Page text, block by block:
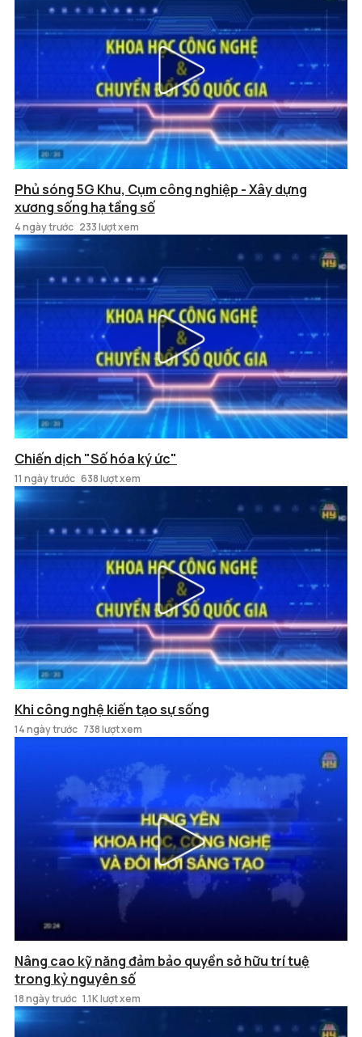
Phủ sóng 5G Khu, Cụm công nghiệp - Xây dựng
xương sống hạ tầng số
4 ngày trước 233 lượt xem
Chiến dịch "Số hóa ký ức"
11 ngày trước 638 lượt xem
Khi công nghệ kiến tạo sự sống
14 ngày trước 738 lượt xem
Nâng cao kỹ năng đảm bảo quyền sở hữu trí tuệ
trong kỷ nguyên số
18 ngày trước 1.1K lượt xem